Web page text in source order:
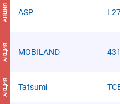
АКЦИЯ ASP
АКЦИЯ MOBILAND
АКЦИЯ Tatsumi